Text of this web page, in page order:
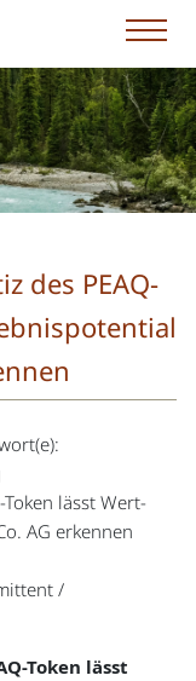
des PEAQ-
lässt Wert-
AG erkennen
/
Token lässt